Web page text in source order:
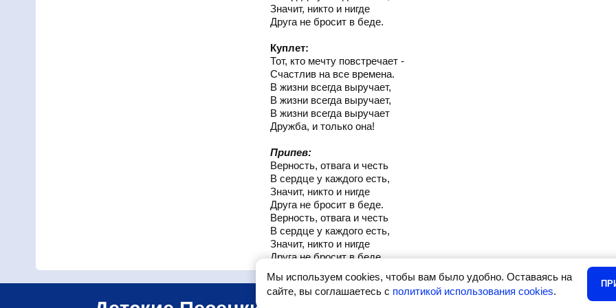
Значит, никто и нигде
Друга не бросит в беде.
Куплет:
Тот, кто мечту повстречает -
Счастлив на все времена.
В жизни всегда выручает,
В жизни всегда выручает,
В жизни всегда выручает
Дружба, и только она!
Припев:
Верность, отвага и честь
В сердце у каждого есть,
Значит, никто и нигде
Друга не бросит в беде.
Верность, отвага и честь
В сердце у каждого есть,
Значит, никто и нигде
Друга не бросит в беде.
Мы используем cookies, чтобы вам было удобно. Оставаясь на
сайте, вы соглашаетесь с политикой использования cookies.